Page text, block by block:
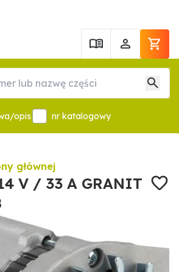
opis nr katalogowy
głównej
V / 33 A GRANIT